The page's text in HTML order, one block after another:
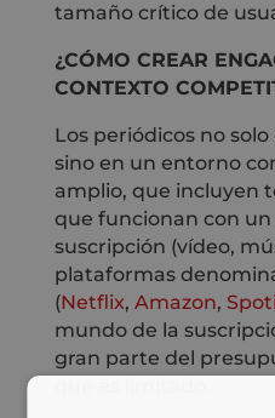
tamaño crítico de
¿CÓMO CREAR
CONTEXTO
Los periódicos no
sino en un entorno
amplio, que incluyen
que funcionan con un
suscripción (vídeo,
plataformas
(Netflix, Amazon,
mundo de la
gran parte del